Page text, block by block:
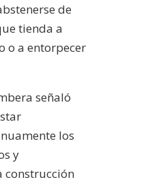
de
tienda a
o a entorpecer
señaló
los
y
construcción